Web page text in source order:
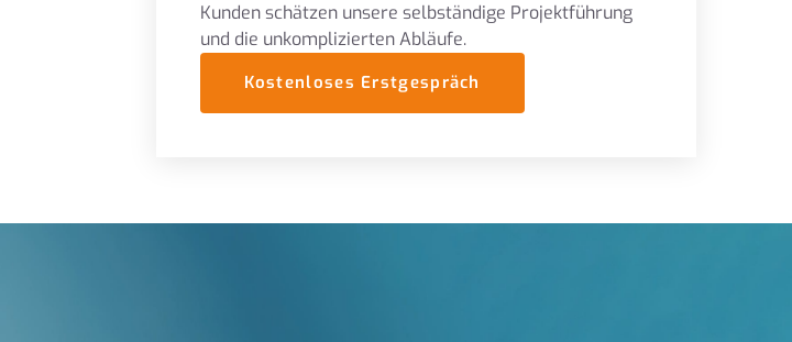
Kunden schätzen unsere selbständige Projektführung
und die unkomplizierten Abläufe.
Kostenloses Erstgespräch